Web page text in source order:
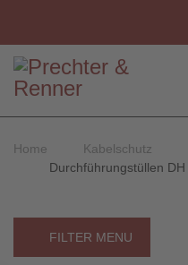
Home Kabelschutz
Durchführungstüllen DH
FILTER MENU